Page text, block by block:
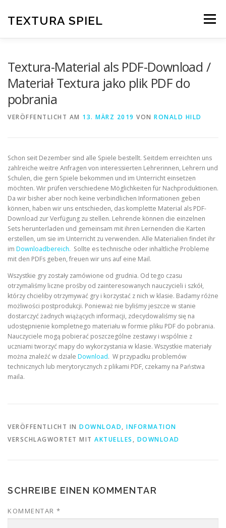
springen
TEXTURA SPIEL Menü
DOWNLOAD
Textura-Material als PDF-Download /
Materiał Textura jako plik PDF do
pobrania
VERÖFFENTLICHT AM 13. MÄRZ 2019 VON RONALD HILD
Schon seit Dezember sind alle Spiele bestellt. Seitdem erreichten uns
zahlreiche weitre Anfragen von interessierten Lehrerinnen, Lehrern und
Schulen, die gern Spiele bekommen und im Unterricht einsetzen
möchten. Wir prüfen verschiedene Möglichkeiten für Nachproduktionen.
Da wir bisher aber noch keine verbindlichen Informationen geben
können, haben wir uns entschieden, das komplette Material als PDF-
Download zur Verfügung zu stellen. Lehrende können die einzelnen
Sets herunterladen und gemeinsam mit ihren Lernenden die Karten
erstellen, um sie im Unterricht zu verwenden. Alle Materialien findet ihr
im Downloadbereich. Sollte es technische oder inhaltliche Probleme
mit den PDFs geben, freuen wir uns auf eine Mail.
Wszystkie gry zostały zamówione od grudnia. Od tego czasu
otrzymaliśmy liczne prośby od zainteresowanych nauczycieli i szkół,
którzy chcieliby otrzymywać gry i korzystać z nich w klasie. Badamy różne
możliwości postprodukcji. Ponieważ nie byliśmy jeszcze w stanie
dostarczyć żadnych wiążących informacji, zdecydowaliśmy się na
udostępnienie kompletnego materiału w formie pliku PDF do pobrania.
Nauczyciele mogą pobierać poszczególne zestawy i wspólnie z
uczniami tworzyć mapy do wykorzystania w klasie. Wszystkie materiały
można znaleźć w dziale Download. W przypadku problemów
technicznych lub merytorycznych z plikami PDF, czekamy na Państwa
maila.
VERÖFFENTLICHT IN DOWNLOAD, INFORMATION
VERSCHLAGWORTET MIT AKTUELLES , DOWNLOAD
SCHREIBE EINEN KOMMENTAR
KOMMENTAR *